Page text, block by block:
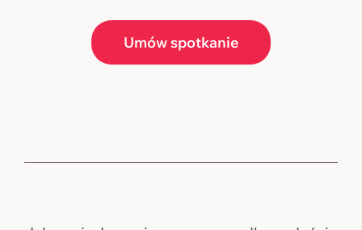
Umów spotkanie